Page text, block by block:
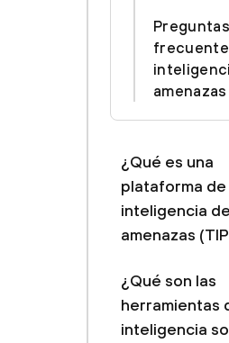
Preguntas
amenazas
¿Qué es una
plataforma de
inteligencia de
amenazas
¿Qué son las
herramientas
inteligencia